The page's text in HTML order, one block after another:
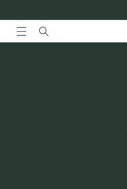
au
contenu